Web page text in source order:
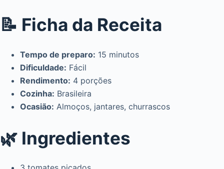
📝 Ficha da Receita
Tempo de preparo: 15 minutos
Dificuldade: Fácil
Rendimento: 4 porções
Cozinha: Brasileira
Ocasião: Almoços, jantares, churrascos
🌿 Ingredientes